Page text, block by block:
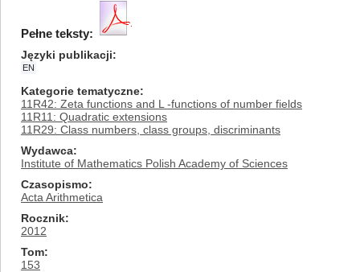
Pełne teksty:
Języki publikacji
EN
Kategorie tematyczne
11R42: Zeta functions and L -functions of number fields
11R11: Quadratic extensions
11R29: Class numbers, class groups, discriminants
Wydawca
Institute of Mathematics Polish Academy of Sciences
Czasopismo
Acta Arithmetica
Rocznik
2012
Tom
153